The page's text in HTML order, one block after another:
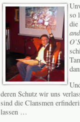
so
die
deren Schutz wir uns
sind die Clansmen
lassen …